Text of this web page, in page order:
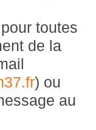
toutes
de la
) ou
au